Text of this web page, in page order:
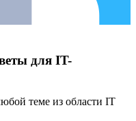
для IT-
теме из области IT